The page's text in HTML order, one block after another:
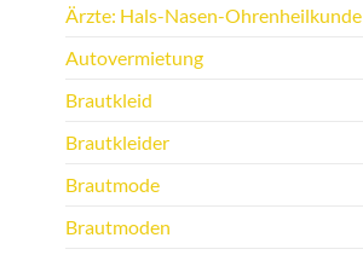
Ärzte: Hals-Nasen-Ohrenheilkunde
Autovermietung
Brautkleid
Brautkleider
Brautmode
Brautmoden